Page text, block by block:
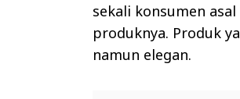
sekali konsumen
produknya. Produk
namun elegan.